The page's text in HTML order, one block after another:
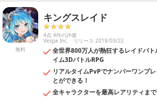
無料
キングスレイド
4点 4件の評価
Vespa Inc. リリース 2018/03/22
全世界800万人が熱狂するレイドバト
イム3DバトルRPG
リアルタイムPvPでナンバーワンプ
とができる！
全キャラクターを最高レアリティまで